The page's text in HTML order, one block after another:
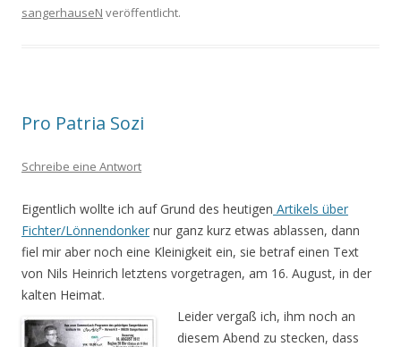
sangerhauseN veröffentlicht.
Pro Patria Sozi
Schreibe eine Antwort
Eigentlich wollte ich auf Grund des heutigen Artikels über
Fichter/Lönnendonker nur ganz kurz etwas ablassen, dann
fiel mir aber noch eine Kleinigkeit ein, sie betraf einen Text
von Nils Heinrich letztens vorgetragen, am 16. August, in der
kalten Heimat.
Leider vergaß ich, ihm noch an
diesem Abend zu stecken, dass